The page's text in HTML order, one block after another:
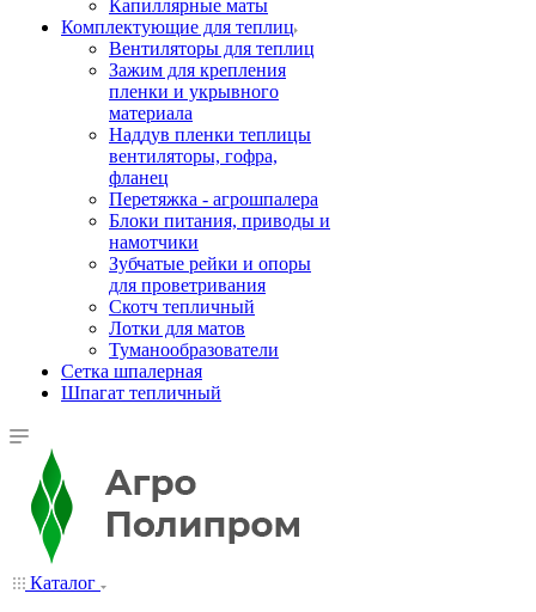
Капиллярные маты
Комплектующие для теплиц
Вентиляторы для теплиц
Зажим для крепления
пленки и укрывного
материала
Наддув пленки теплицы
вентиляторы, гофра,
фланец
Перетяжка - агрошпалера
Блоки питания, приводы и
намотчики
Зубчатые рейки и опоры
для проветривания
Скотч тепличный
Лотки для матов
Туманообразователи
Сетка шпалерная
Шпагат тепличный
Каталог